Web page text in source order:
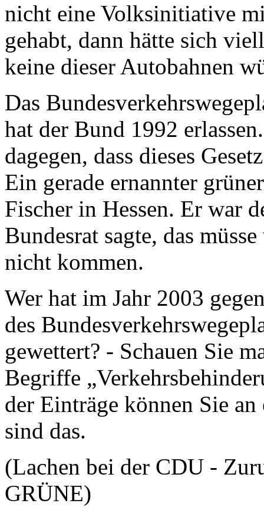
nicht eine Volksinitiative
gehabt, dann hätte sich
keine dieser Autobahnen
Das
hat der Bund 1992
dagegen, dass dieses
Ein gerade ernannter
Fischer in Hessen. Er war
Bundesrat sagte, das
nicht kommen.
Wer hat im Jahr 2003
des
gewettert? - Schauen Sie
Begriffe
der Einträge können Sie
sind das.
(Lachen bei der CDU -
GRÜNE)